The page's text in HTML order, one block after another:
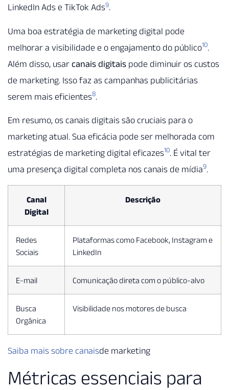
LinkedIn Ads e TikTok Ads9.
Uma boa estratégia de marketing digital pode
melhorar a visibilidade e o engajamento do público10.
Além disso, usar canais digitais pode diminuir os custos
de marketing. Isso faz as campanhas publicitárias
serem mais eficientes8.
Em resumo, os canais digitais são cruciais para o
marketing atual. Sua eficácia pode ser melhorada com
estratégias de marketing digital eficazes10. É vital ter
uma presença digital completa nos canais de mídia9.
Canal
Digital
Descrição
Redes
Sociais
Plataformas como Facebook, Instagram e
LinkedIn
E-mail Comunicação direta com o público-alvo
Busca
Orgânica
Visibilidade nos motores de busca
Saiba mais sobre canaisde marketing
Métricas essenciais para